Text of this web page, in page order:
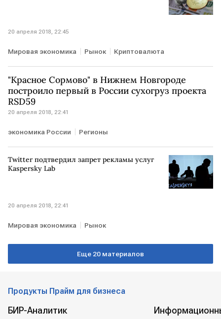
20 апреля 2018, 22:45
Мировая экономика Рынок Криптовалюта
"Красное Сормово" в Нижнем Новгороде
построило первый в России сухогруз проекта
RSD59
20 апреля 2018, 22:41
экономика России Регионы
Twitter подтвердил запрет рекламы услуг
Kaspersky Lab
20 апреля 2018, 22:41
Мировая экономика Рынок
Еще 20 материалов
Продукты Прайм для бизнеса
БИР-Аналитик